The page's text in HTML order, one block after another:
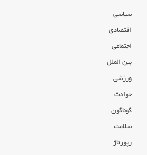
سیاسی
اقتصادی
اجتماعی
بین الملل
ورزشی
حوادث
گوناگون
سلامت
رپورتاژ